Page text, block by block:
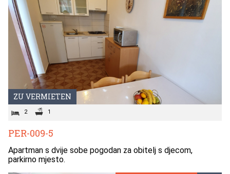
ZU VERMIETEN
2 1
PER-009-5
Apartman s dvije sobe pogodan za obitelj s djecom,
parkirno mjesto.